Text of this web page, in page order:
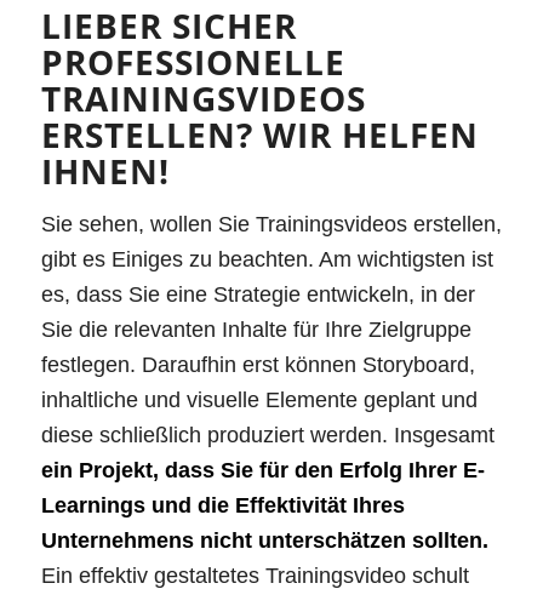
LIEBER SICHER
PROFESSIONELLE
TRAININGSVIDEOS
ERSTELLEN? WIR HELFEN
IHNEN!
Sie sehen, wollen Sie Trainingsvideos erstellen,
gibt es Einiges zu beachten. Am wichtigsten ist
es, dass Sie eine Strategie entwickeln, in der
Sie die relevanten Inhalte für Ihre Zielgruppe
festlegen. Daraufhin erst können Storyboard,
inhaltliche und visuelle Elemente geplant und
diese schließlich produziert werden. Insgesamt
ein Projekt, dass Sie für den Erfolg Ihrer E-
Learnings und die Effektivität Ihres
Unternehmens nicht unterschätzen sollten.
Ein effektiv gestaltetes Trainingsvideo schult